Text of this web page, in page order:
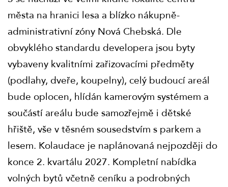
města na hranici lesa a blízko nákupně-
administrativní zóny Nová Chebská. Dle
obvyklého standardu developera jsou byty
vybaveny kvalitními zařizovacími předměty
(podlahy, dveře, koupelny), celý budoucí areál
bude oplocen, hlídán kamerovým systémem a
součástí areálu bude samozřejmě i dětské
hřiště, vše v těsném sousedstvím s parkem a
lesem. Kolaudace je naplánovaná nejpozději do
konce 2. kvartálu 2027. Kompletní nabídka
volných bytů včetně ceníku a podrobných